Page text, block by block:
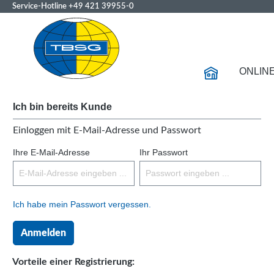
Service-Hotline +49 421 39955-0
Ich bin bereits Kunde
Einloggen mit E-Mail-Adresse und Passwort
Ihre E-Mail-Adresse Ihr Passwort
Ich habe mein Passwort vergessen.
Anmelden
Vorteile einer Registrierung: